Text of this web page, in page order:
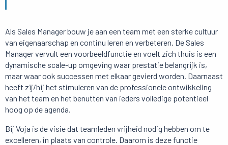
Als Sales Manager bouw je aan een team met een sterke cultuur
van eigenaarschap en continu leren en verbeteren. De Sales
Manager vervult een voorbeeldfunctie en voelt zich thuis is een
dynamische scale-up omgeving waar prestatie belangrijk is,
maar waar ook successen met elkaar gevierd worden. Daarnaast
heeft zij/hij het stimuleren van de professionele ontwikkeling
van het team en het benutten van ieders volledige potentieel
hoog op de agenda.
Bij Voja is de visie dat teamleden vrijheid nodig hebben om te
excelleren, in plaats van controle. Daarom is deze functie